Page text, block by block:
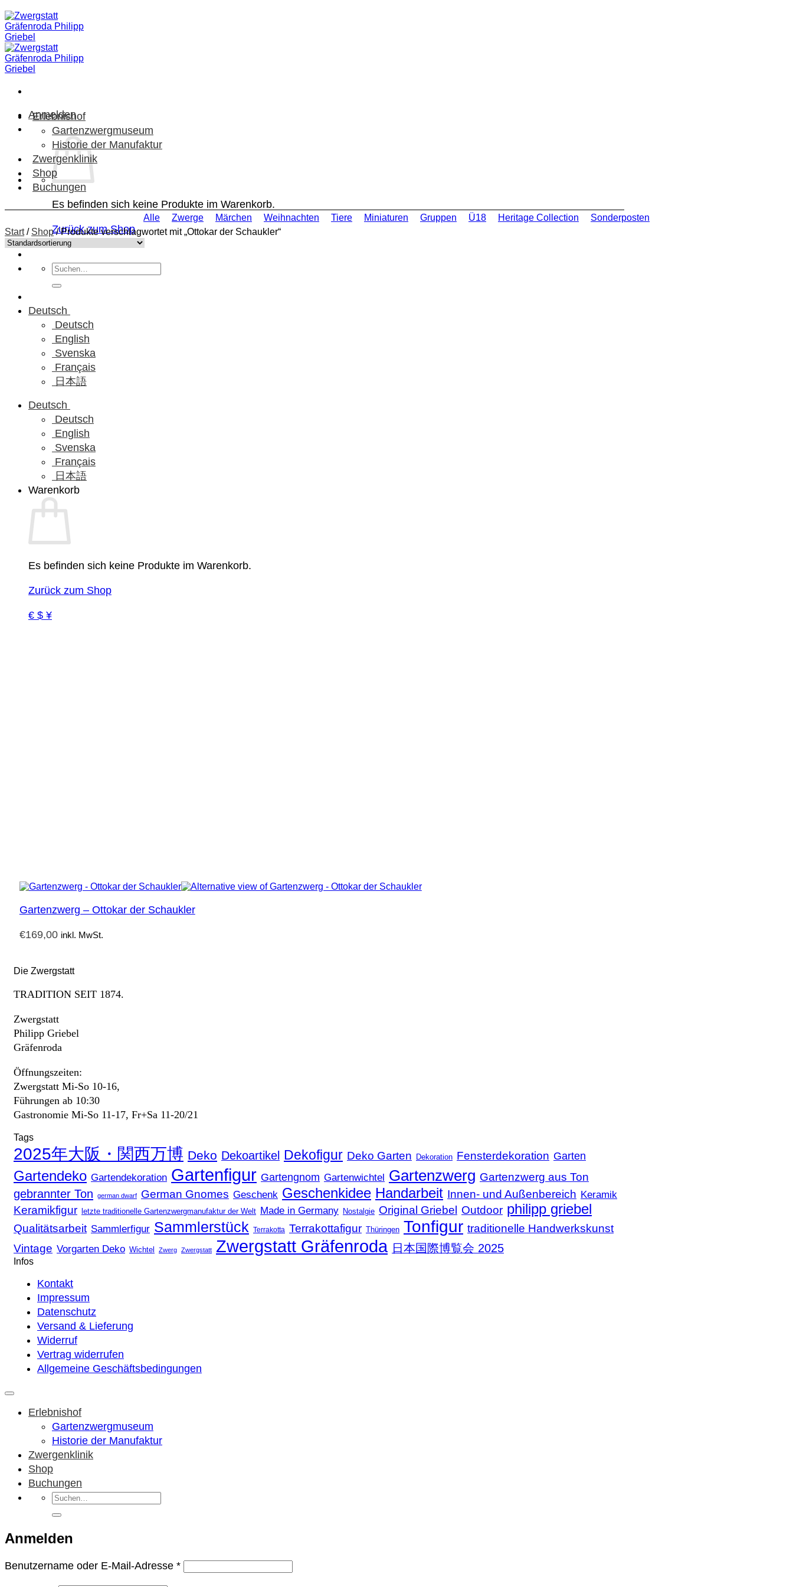
Zum
Inhalt
springen
Anmelden
Es befinden sich keine Produkte im Warenkorb.
Zurück zum Shop
Suchen
nach:
Deutsch
Deutsch
English
Svenska
Français
日本語
Deutsch
Deutsch
English
Svenska
Français
日本語
Warenkorb
Es befinden sich keine Produkte im Warenkorb.
Zurück zum Shop
€ $ ¥
Erlebnishof
Gartenzwergmuseum
Historie der Manufaktur
Zwergenklinik
Shop
Buchungen
Alle Zwerge Märchen Weihnachten Tiere Miniaturen Gruppen Ü18 Heritage Collection
Sonderposten
Start / Shop /Produkte verschlagwortet mit „Ottokar der Schaukler“
Gartenzwerg – Ottokar der Schaukler
€169,00 inkl. MwSt.
Die Zwergstatt
TRADITION SEIT 1874.
Zwergstatt
Philipp Griebel
Gräfenroda
Öffnungszeiten:
Zwergstatt Mi-So 10-16,
Führungen ab 10:30
Gastronomie Mi-So 11-17, Fr+Sa 11-20/21
Tags
2025年大阪・関西万博 Deko Dekoartikel Dekofigur Deko Garten Dekoration Fensterdekoration Garten
Gartendeko Gartendekoration Gartenfigur Gartengnom Gartenwichtel Gartenzwerg Gartenzwerg aus Ton
gebrannter Ton german dwarf German Gnomes Geschenk Geschenkidee Handarbeit Innen- und Außenbereich Keramik
Keramikfigur letzte traditionelle Gartenzwergmanufaktur der Welt Made in Germany Nostalgie Original Griebel Outdoor philipp griebel
Qualitätsarbeit Sammlerfigur Sammlerstück Terrakotta Terrakottafigur Thüringen Tonfigur traditionelle Handwerkskunst
Vintage Vorgarten Deko Wichtel Zwerg Zwergstatt Zwergstatt Gräfenroda 日本国際博覧会 2025
Infos
Kontakt
Impressum
Datenschutz
Versand & Lieferung
Widerruf
Vertrag widerrufen
Allgemeine Geschäftsbedingungen
Erlebnishof
Gartenzwergmuseum
Historie der Manufaktur
Zwergenklinik
Shop
Buchungen
Suchen
nach:
Anmelden
Benutzername oder E-Mail-Adresse *Erforderlich